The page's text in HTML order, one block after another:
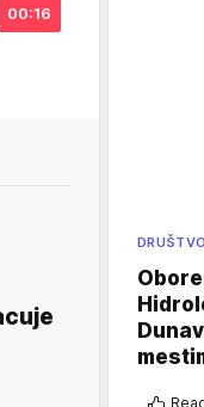
00:16
DRUŠTVO